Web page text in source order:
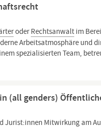
oderRechtsanwalt im
Arbeitsatmosphäre und
spezialisierten Team,
(all genders)
Jurist:innen Mitwirkung am